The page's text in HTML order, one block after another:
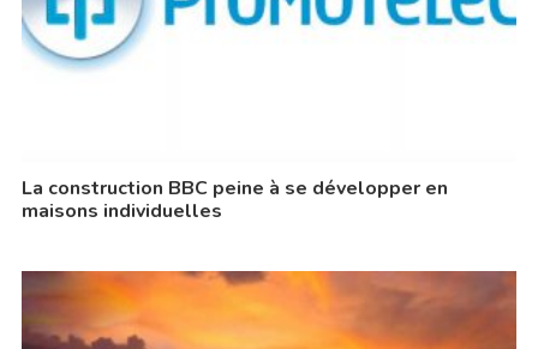
La construction BBC peine à se développer en
maisons individuelles